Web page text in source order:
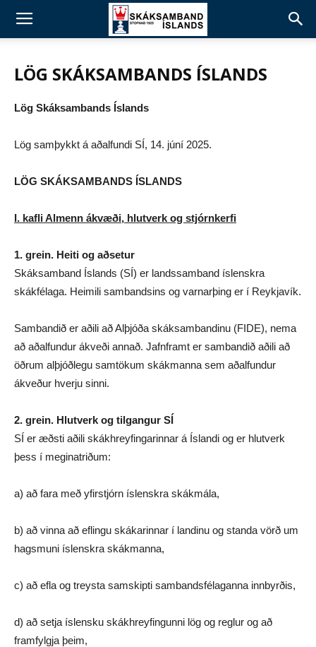
LÖG SKÁKSAMBANDS ÍSLANDS
Lög Skáksambands Íslands
Lög samþykkt á aðalfundi SÍ, 14. júní 2025.
LÖG SKÁKSAMBANDS ÍSLANDS
I. kafli Almenn ákvæði, hlutverk og stjórnkerfi
1. grein. Heiti og aðsetur
Skáksamband Íslands (SÍ) er landssamband íslenskra
skákfélaga. Heimili sambandsins og varnarþing er í Reykjavík.
Sambandið er aðili að Alþjóða skáksambandinu (FIDE), nema
að aðalfundur ákveði annað. Jafnframt er sambandið aðili að
öðrum alþjóðlegu samtökum skákmanna sem aðalfundur
ákveður hverju sinni.
2. grein. Hlutverk og tilgangur SÍ
SÍ er æðsti aðili skákhreyfingarinnar á Íslandi og er hlutverk
þess í meginatriðum:
a) að fara með yfirstjórn íslenskra skákmála,
b) að vinna að eflingu skákarinnar í landinu og standa vörð um
hagsmuni íslenskra skákmanna,
c) að efla og treysta samskipti sambandsfélaganna innbyrðis,
d) að setja íslensku skákhreyfingunni lög og reglur og að
framfylgja þeim,